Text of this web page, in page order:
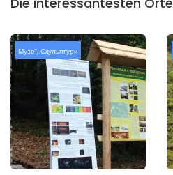
Музеї, Скульптури